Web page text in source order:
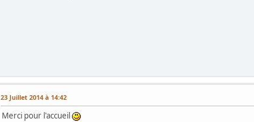
23 Juillet 2014 à 14:42
Merci pour l'accueil